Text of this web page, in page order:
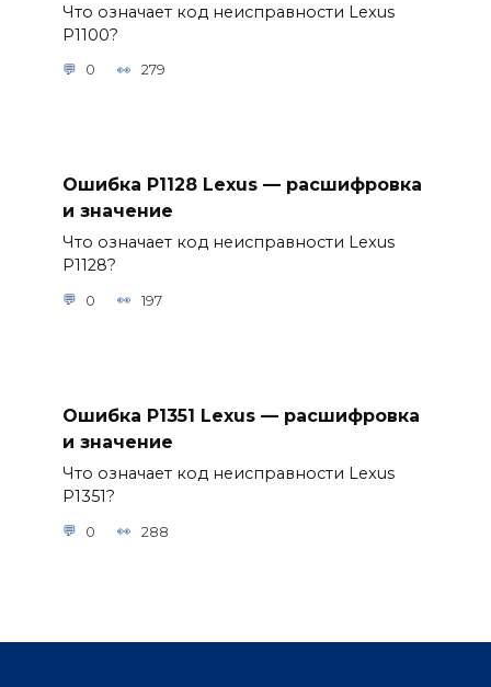
Что означает код неисправности Lexus
P1100?
0 279
Ошибка P1128 Lexus — расшифровка
и значение
Что означает код неисправности Lexus
P1128?
0 197
Ошибка P1351 Lexus — расшифровка
и значение
Что означает код неисправности Lexus
P1351?
0 288